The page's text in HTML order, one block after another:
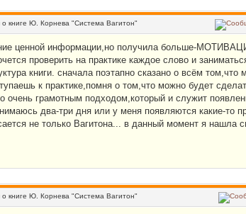
книге Ю. Корнева "Система Вагитон"
ценной информации,но получила больше-
проверить на практике каждое слово и
книги. сначала поэтапно сказано о всём том,что
к практике,помня о том,что можно будет
очень грамотным подходом,который и служит
два-три дня или у меня появляются какие-то
не только Вагитона... в данный момент я нашла
книге Ю. Корнева "Система Вагитон"